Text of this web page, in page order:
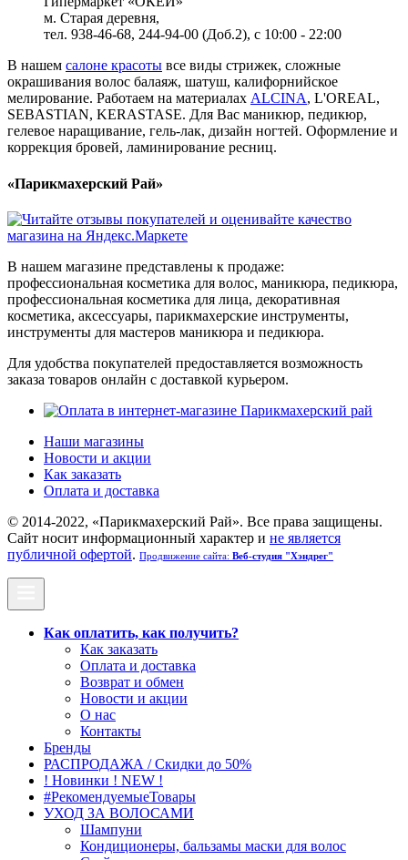
м. Старая деревня,
тел. 938-46-68, 244-94-00 (Доб.2), c 10:00 - 22:00
В нашем салоне красоты все виды стрижек, сложные
окрашивания волос балаяж, шатуш, калифорнийское
мелирование. Работаем на материалах ALCINA, L'OREAL,
SEBASTIAN, KERASTASE. Для Вас маникюр, педикюр,
гелевое наращивание, гель-лак, дизайн ногтей. Оформление и
коррекция бровей, ламинирование ресниц.
«Парикмахерский Рай»
В нашем магазине представлены к продаже:
профессиональная косметика для волос, маникюра, педикюра,
профессиональная косметика для лица, декоративная
косметика, аксессуары, парикмахерские инструменты,
инструменты для мастеров маникюра и педикюра.
Для удобства покупателей предоставляется возможность
заказа товаров онлайн с доставкой курьером.
Наши магазины
Новости и акции
Как заказать
Оплата и доставка
© 2014-2022, «Парикмахерский Рай». Все права защищены.
Cайт носит информационный характер и не является
публичной офертой. Продвижение сайта: Веб-студия "Хэндрег"
Как оплатить, как получить?
Как заказать
Оплата и доставка
Возврат и обмен
Новости и акции
О нас
Контакты
Бренды
РАСПРОДАЖА / Скидки до 50%
! Новинки ! NEW !
#РекомендуемыеТовары
УХОД ЗА ВОЛОСАМИ
Шампуни
Кондиционеры, бальзамы маски для волос